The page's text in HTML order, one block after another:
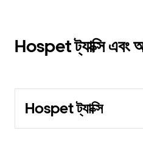
Hospet ট্যাক্সি এবং
Hospet ট্যাক্সি